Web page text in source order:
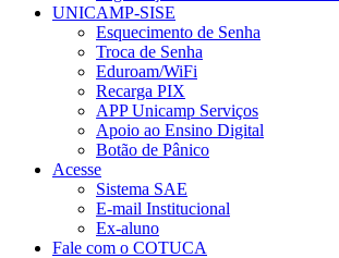
UNICAMP-SISE
Esquecimento de Senha
Troca de Senha
Eduroam/WiFi
Recarga PIX
APP Unicamp Serviços
Apoio ao Ensino Digital
Botão de Pânico
Acesse
Sistema SAE
E-mail Institucional
Ex-aluno
Fale com o COTUCA